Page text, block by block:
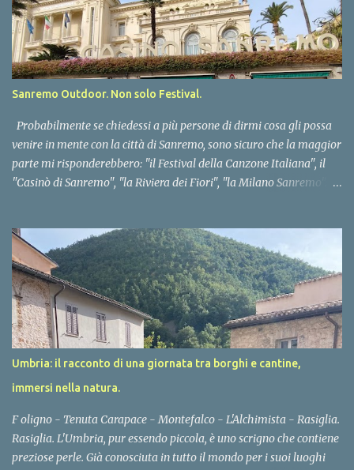
Fellini, indiscusso Maestro che ha reso celebre l’Italia nel mondo
come il paese della Dolce Vita. Nato il 20 gennaio del 1920 a
Rimini, morto a Roma il 31 ottobre 1993, fu regista, scrittore,
sceneggiatore, attore e fumettista. Iniziamo questo tour felliniano
dalla perla della ricettività riminese e italiana: il Grand Hotel.
Anche se abbiamo pernottato nell’attigua “La Residenza”
categoria quattro stelle, abbiamo però potuto vivere lo stesso
l’atmosfera ...
Sanremo Outdoor. Non solo Festival.
Probabilmente se chiedessi a più persone di dirmi cosa gli possa
venire in mente con la città di Sanremo, sono sicuro che la maggior
parte mi risponderebbero: "il Festival della Canzone Italiana", il
"Casinò di Sanremo", "la Riviera dei Fiori", "la Milano Sanremo".
solo questo. Negli ultimi anni sta avendo impulso un modo nuovo
di fare turismo, di vivere un periodo di vacanza. Specialmente dopo
due anni di limitazioni e restrizioni, si avverte maggiormente la
necessità del contatto con l'ambiente, con la natura. Si presta molta
più attenzione all'aspetto del benessere fisico e spirituale, si sente il
desiderio di tornare a "respirare". Sanremo Outdoor. Per quello che
concerne la mia esperienza, a seguito dell'evento a cui ho
partecipato dal 20 al 24 ottobre, in compagnia di professionisti del
turis...
Umbria: il racconto di una giornata tra borghi e cantine,
immersi nella natura.
F oligno - Tenuta Carapace - Montefalco - L'Alchimista - Rasiglia.
Rasiglia. L'Umbria, pur essendo piccola, è uno scrigno che contiene
preziose perle. Già conosciuta in tutto il mondo per i suoi luoghi